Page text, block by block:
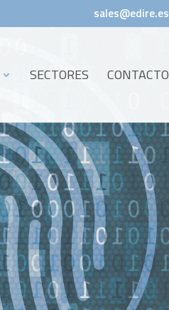
sales@edire.es
SECTORES CONTACTO